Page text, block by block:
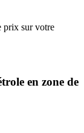
prix sur votre
en zone de